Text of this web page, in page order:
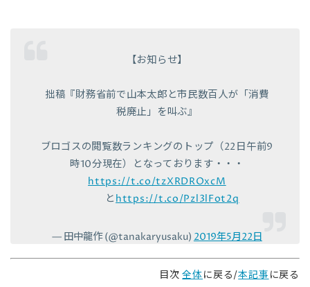
【お知らせ】
拙稿『財務省前で山本太郎と市民数百人が「消費
税廃止」を叫ぶ』
ブロゴスの閲覧数ランキングのトップ（22日午前9
時10分現在）となっております・・・
https://t.co/tzXRDROxcM
とhttps://t.co/Pzl3lFot2q
— 田中龍作 (@tanakaryusaku) 2019年5月22日
目次全体に戻る/本記事 に戻る